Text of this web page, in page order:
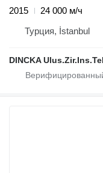
2015
24 000 м/ч
Турция, İstanbul
DINCKA